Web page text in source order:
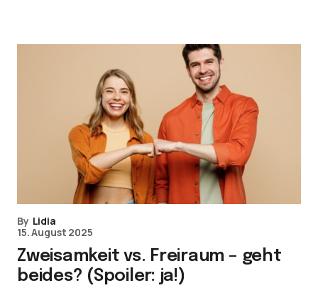
By Lidia
15. August 2025
Zweisamkeit vs. Freiraum – geht
beides? (Spoiler: ja!)